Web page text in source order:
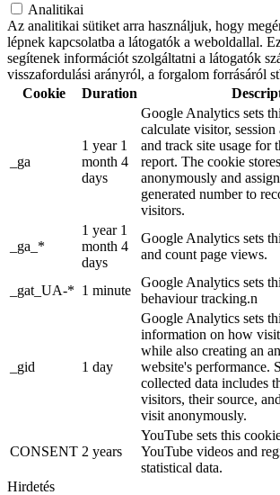
Analitikai
Az analitikai sütiket arra használjuk, hogy
lépnek kapcsolatba a látogatók a weboldallal.
segítenek információt szolgáltatni a látogatók
visszafordulási arányról, a forgalom forrásáról
Cookie
Duration
_ga
1 year 1
month 4
days
Google Analytics sets
calculate visitor, session
and track site usage for
report. The cookie
anonymously and
generated number to
visitors.
_ga_*
1 year 1
month 4
days
Google Analytics sets
and count page views.
_gat_UA-* 1 minute
Google Analytics sets
behaviour tracking.n
_gid 1 day
Google Analytics sets
information on how
while also creating an
website's performance.
collected data includes
visitors, their source,
visit anonymously.
CONSENT 2 years
YouTube sets this
YouTube videos and
statistical data.
Hirdetés